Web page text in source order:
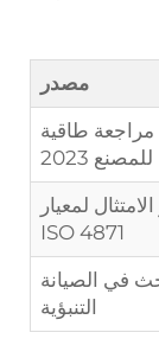
مصدر
مراجعة طاقية
للمصنع 2023
الامتثال لمعيار
ISO 4871
في الصيانة
التنبؤية